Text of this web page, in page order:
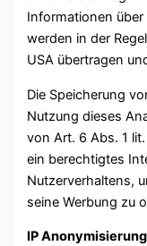
Informationen
werden in der
USA übertragen
Die Speicherung
Nutzung dieses
von Art. 6 Abs. 1
ein berechtigtes
Nutzerverhaltens,
seine Werbung zu
IP Anonymisierung